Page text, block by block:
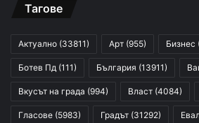
Тагове
Актуално (33811) Арт (955) Бизнес
Ботев Пд (111) България (13911)
Вкусът на града (994) Власт (4084)
Гласове (5983) Градът (31292)